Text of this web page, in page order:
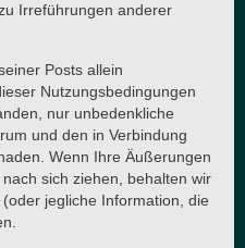
Irreführungen anderer
Posts allein
Nutzungsbedingungen
nur unbedenkliche
und den in Verbindung
Wenn Ihre Äußerungen
sich ziehen, behalten wir
jegliche Information, die